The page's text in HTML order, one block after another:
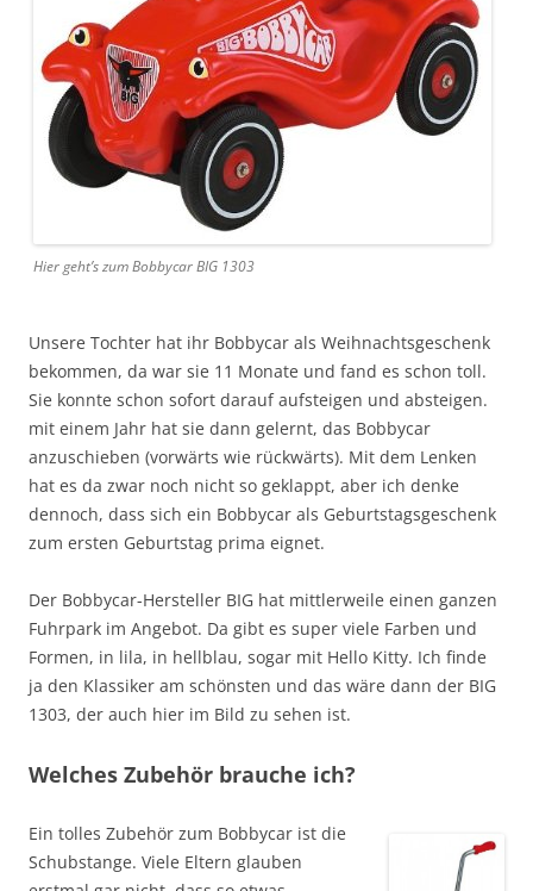
Hier geht’s zum Bobbycar BIG 1303
Unsere Tochter hat ihr Bobbycar als Weihnachtsgeschenk
bekommen, da war sie 11 Monate und fand es schon toll.
Sie konnte schon sofort darauf aufsteigen und absteigen.
mit einem Jahr hat sie dann gelernt, das Bobbycar
anzuschieben (vorwärts wie rückwärts). Mit dem Lenken
hat es da zwar noch nicht so geklappt, aber ich denke
dennoch, dass sich ein Bobbycar als Geburtstagsgeschenk
zum ersten Geburtstag prima eignet.
Der Bobbycar-Hersteller BIG hat mittlerweile einen ganzen
Fuhrpark im Angebot. Da gibt es super viele Farben und
Formen, in lila, in hellblau, sogar mit Hello Kitty. Ich finde
ja den Klassiker am schönsten und das wäre dann der BIG
1303, der auch hier im Bild zu sehen ist.
Welches Zubehör brauche ich?
Ein tolles Zubehör zum Bobbycar ist die
Schubstange. Viele Eltern glauben